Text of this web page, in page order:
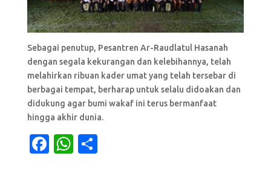
Sebagai penutup, Pesantren Ar-Raudlatul Hasanah
dengan segala kekurangan dan kelebihannya, telah
melahirkan ribuan kader umat yang telah tersebar di
berbagai tempat, berharap untuk selalu didoakan dan
didukung agar bumi wakaf ini terus bermanfaat
hingga akhir dunia.
F
W